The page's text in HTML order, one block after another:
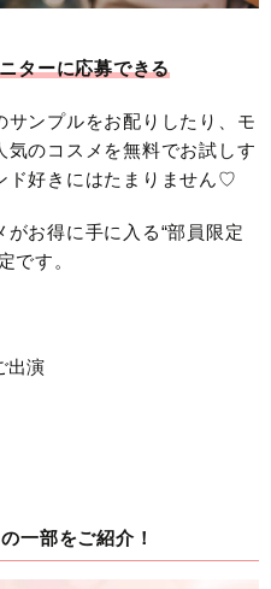
ターに応募できる
ンプルをお配りしたり、モ
のコスメを無料でお試しす
ド好きにはたまりません♡
お得に手に入る“部員限定
です。
出演
一部をご紹介！